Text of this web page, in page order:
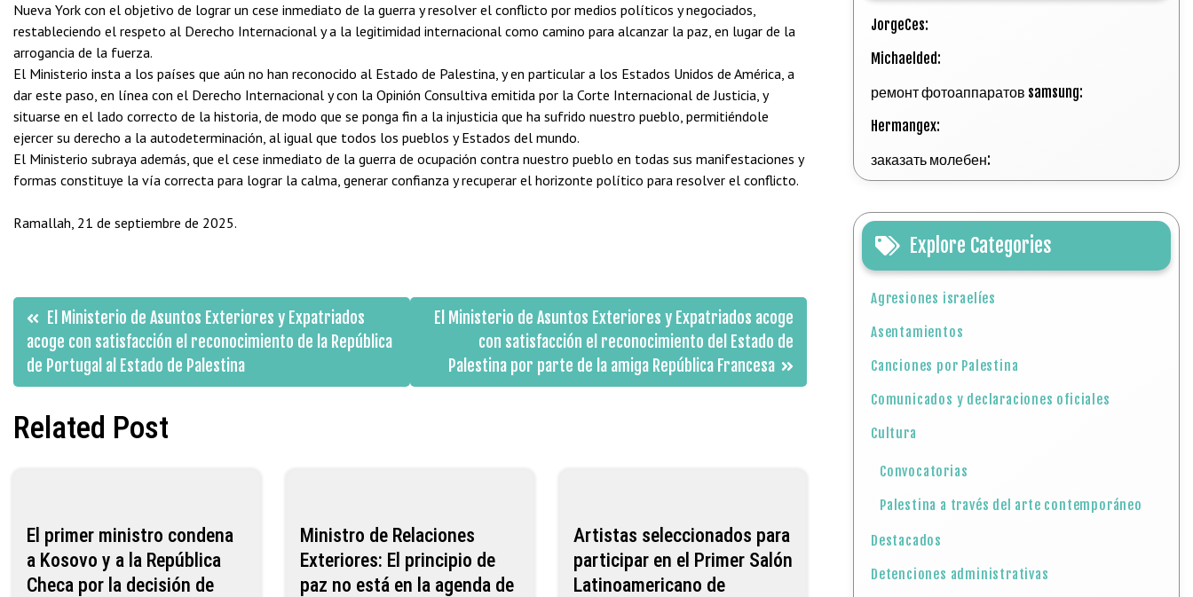
Nueva York con el objetivo de lograr un cese inmediato de la guerra y resolver el conflicto por medios políticos y negociados,
restableciendo el respeto al Derecho Internacional y a la legitimidad internacional como camino para alcanzar la paz, en lugar de la
arrogancia de la fuerza.
El Ministerio insta a los países que aún no han reconocido al Estado de Palestina, y en particular a los Estados Unidos de América, a
dar este paso, en línea con el Derecho Internacional y con la Opinión Consultiva emitida por la Corte Internacional de Justicia, y
situarse en el lado correcto de la historia, de modo que se ponga fin a la injusticia que ha sufrido nuestro pueblo, permitiéndole
ejercer su derecho a la autodeterminación, al igual que todos los pueblos y Estados del mundo.
El Ministerio subraya además, que el cese inmediato de la guerra de ocupación contra nuestro pueblo en todas sus manifestaciones y
formas constituye la vía correcta para lograr la calma, generar confianza y recuperar el horizonte político para resolver el conflicto.
Ramallah, 21 de septiembre de 2025.
Navegación
de
entradas
El Ministerio de Asuntos Exteriores y Expatriados
acoge con satisfacción el reconocimiento de la República
de Portugal al Estado de Palestina
El Ministerio de Asuntos Exteriores y Expatriados acoge
con satisfacción el reconocimiento del Estado de
Palestina por parte de la amiga República Francesa
Related Post
El primer ministro condena
a Kosovo y a la República
Checa por la decisión de
Ministro de Relaciones
Exteriores: El principio de
paz no está en la agenda de
Artistas seleccionados para
participar en el Primer Salón
Latinoamericano de
JorgeCes:
Michaelded:
ремонт фотоаппаратов samsung:
Hermangex:
заказать молебен:
Explore Categories
Agresiones israelíes
Asentamientos
Canciones por Palestina
Comunicados y declaraciones oficiales
Cultura
Convocatorias
Palestina a través del arte contemporáneo
Destacados
Detenciones administrativas